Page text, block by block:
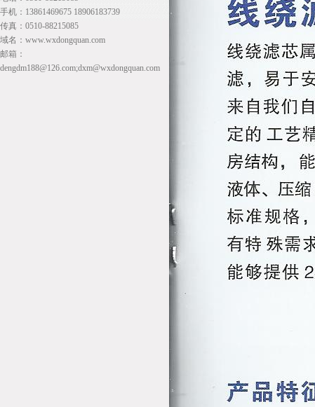
手机：13861469675 18906183739
传真：0510-88215085
域名：www.wxdongquan.com
邮箱：
dengdm188@126.com;dxm@wxdongquan.com